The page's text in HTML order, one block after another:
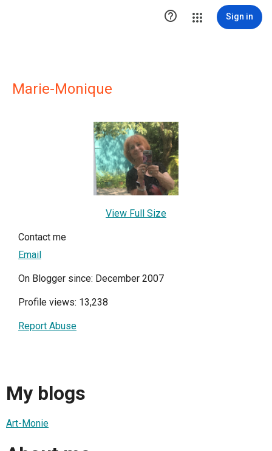
 Sign in
Marie-Monique
View Full Size
Contact me
Email
On Blogger since: December 2007
Profile views: 13,238
Report Abuse
My blogs
Art-Monie